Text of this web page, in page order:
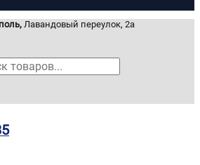
Лавандовый переулок, 2а